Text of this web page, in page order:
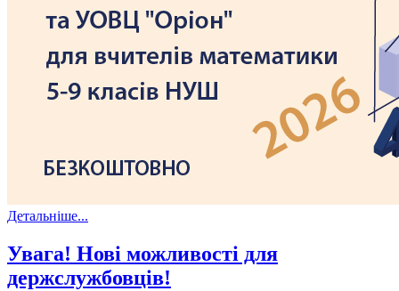
Детальніше...
Увага! Нові можливості для
держслужбовців!